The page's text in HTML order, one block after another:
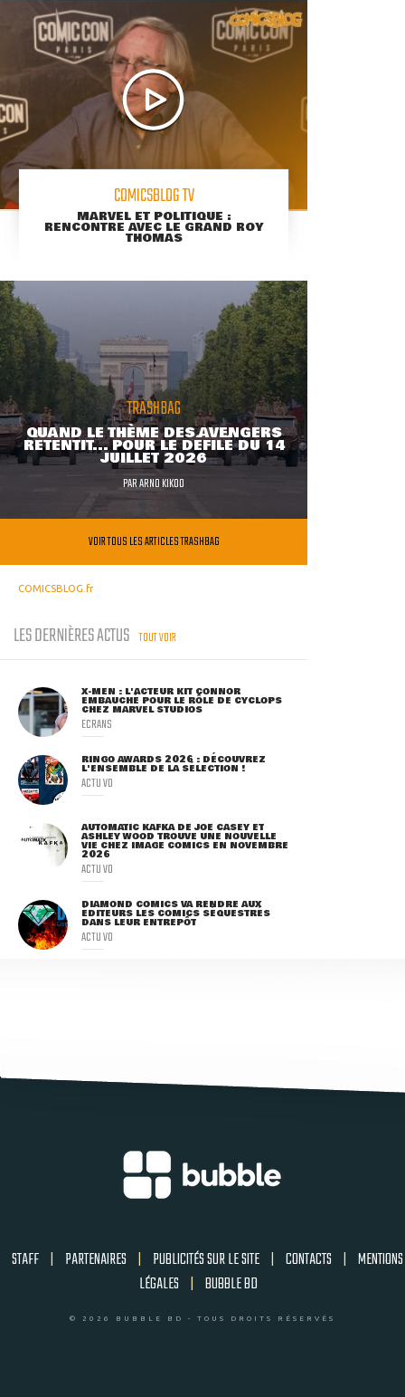
COMICSBLOG TV
MARVEL ET POLITIQUE :
RENCONTRE AVEC LE GRAND ROY
THOMAS
TRASHBAG
QUAND LE THÈME DES AVENGERS
RETENTIT... POUR LE DÉFILÉ DU 14
JUILLET 2026
PARARNO KIKOO
VOIR TOUS LES ARTICLES TRASHBAG
COMICSBLOG.fr
LES DERNIÈRES ACTUS TOUT VOIR
X-MEN : L'ACTEUR KIT CONNOR
EMBAUCHÉ POUR LE RÔLE DE CYCLOPS
CHEZ MARVEL STUDIOS
ECRANS
RINGO AWARDS 2026 : DÉCOUVREZ
L'ENSEMBLE DE LA SÉLECTION !
ACTU VO
AUTOMATIC KAFKA DE JOE CASEY ET
ASHLEY WOOD TROUVE UNE NOUVELLE
VIE CHEZ IMAGE COMICS EN NOVEMBRE
2026
ACTU VO
DIAMOND COMICS VA RENDRE AUX
ÉDITEURS LES COMICS SÉQUESTRÉS
DANS LEUR ENTREPÔT
ACTU VO
STAFF | PARTENAIRES | PUBLICITÉS SUR LE SITE | CONTACTS | MENTIONS
LÉGALES | BUBBLE BD
© 2026 BUBBLE BD - TOUS DROITS RÉSERVÉS